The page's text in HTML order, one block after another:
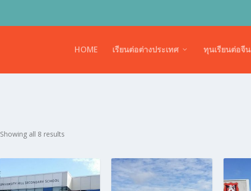
HOME เรียนต่อต่างประเทศ ทุนเรียนต่อจีน
Showing all 8 resultsS
r